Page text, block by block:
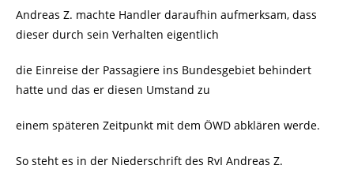
Andreas Z. machte Handler daraufhin aufmerksam, dass
dieser durch sein Verhalten eigentlich
die Einreise der Passagiere ins Bundesgebiet behindert
hatte und das er diesen Umstand zu
einem späteren Zeitpunkt mit dem ÖWD abklären werde.
So steht es in der Niederschrift des RvI Andreas Z.